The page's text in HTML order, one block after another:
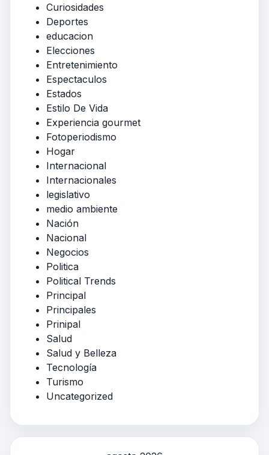
Curiosidades
Deportes
educacion
Elecciones
Entretenimiento
Espectaculos
Estados
Estilo De Vida
Experiencia gourmet
Fotoperiodismo
Hogar
Internacional
Internacionales
legislativo
medio ambiente
Nación
Nacional
Negocios
Politica
Political Trends
Principal
Principales
Prinipal
Salud
Salud y Belleza
Tecnología
Turismo
Uncategorized